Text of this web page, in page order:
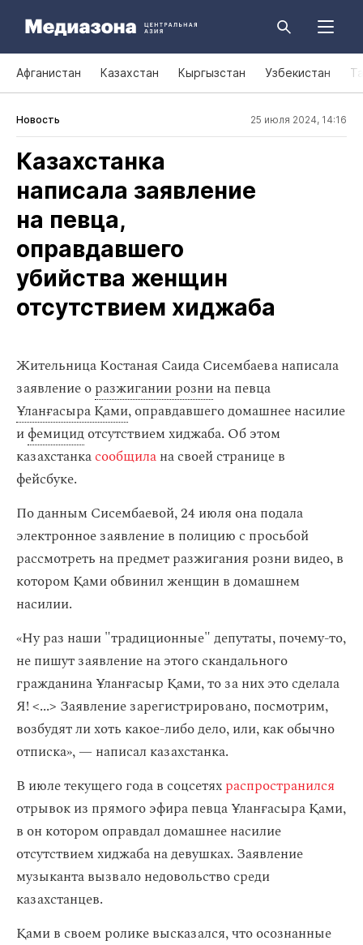
Афганистан Казахстан Кыргызстан Узбекистан
Новость 25 июля 2024, 14:16
Казахстанка
написала заявление
на певца,
оправдавшего
убийства женщин
отсутствием хиджаба
Жительница Костаная Саида Сисембаева написала
заявление оразжигании рознина певца
Ұланғасыра Қами, оправдавшего домашнее насилие
ифемицидотсутствием хиджаба. Об этом
казахстанкасообщилана своей странице в
фейсбуке.
По данным Сисембаевой, 24 июля она подала
электронное заявление в полицию с просьбой
рассмотреть на предмет разжигания розни видео, в
котором Қами обвинил женщин в домашнем
насилии.
«Ну раз наши "традиционные" депутаты, почему-то,
не пишут заявление на этого скандального
гражданина Ұланғасыр Қами, то за них это сделала
Я! <...> Заявление зарегистрировано, посмотрим,
возбудят ли хоть какое-либо дело, или, как обычно
отписка», — написал казахстанка.
В июле текущего года в соцсетяхраспространился
отрывок из прямого эфира певца Ұланғасыра Қами,
в он котором оправдал домашнее насилие
отсутствием хиджаба на девушках. Заявление
музыканта вызвало недовольство среди
казахстанцев.
Қами в своем ролике высказался, что осознанные